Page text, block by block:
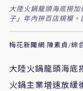
大陸火鍋龍頭海底撈
子」年內拚百店規模
梅花新聞網 陳素貞/綜
大陸火鍋龍頭海底
火鍋主業增速放緩